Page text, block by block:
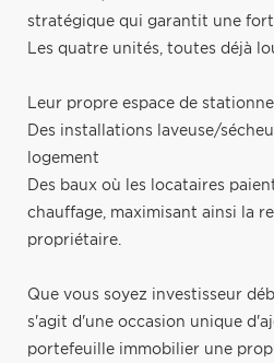
stratégique qui garantit une
Les quatre unités, toutes déjà
Leur propre espace de
Des installations laveuse/
logement
Des baux où les locataires
chauffage, maximisant ainsi la
propriétaire.
Que vous soyez investisseur
s'agit d'une occasion unique
portefeuille immobilier une